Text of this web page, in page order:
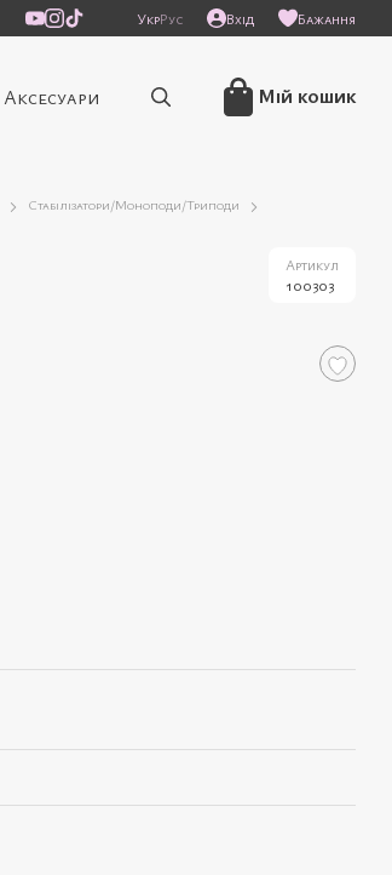
УкрРус Вхід Бажання
Аксесуари Мій кошик
Стабілізатори/Моноподи/Триподи
Артикул
100303